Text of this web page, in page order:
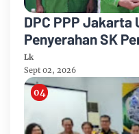
DPC PPP Jakarta
Penyerahan SK
Konsolidasi
Lk
Sept 02, 2026